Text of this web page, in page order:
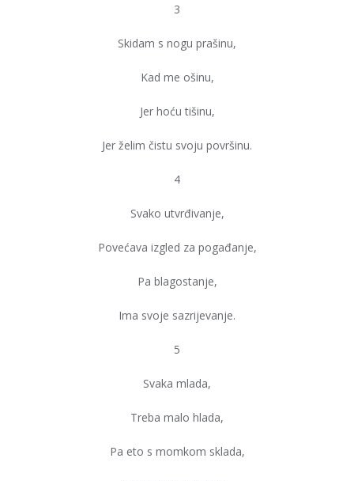
3
Skidam s nogu prašinu,
Kad me ošinu,
Jer hoću tišinu,
Jer želim čistu svoju površinu.
4
Svako utvrđivanje,
Povećava izgled za pogađanje,
Pa blagostanje,
Ima svoje sazrijevanje.
5
Svaka mlada,
Treba malo hlada,
Pa eto s momkom sklada,